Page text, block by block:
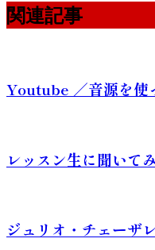
関連記事
Youtube ／音源を使
レッスン生に聞いて
ジュリオ・チェーザ